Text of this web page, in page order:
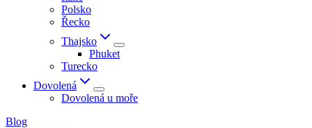
Polsko
Řecko
Thajsko
Phuket
Turecko
Dovolená
Dovolená u moře
Blog